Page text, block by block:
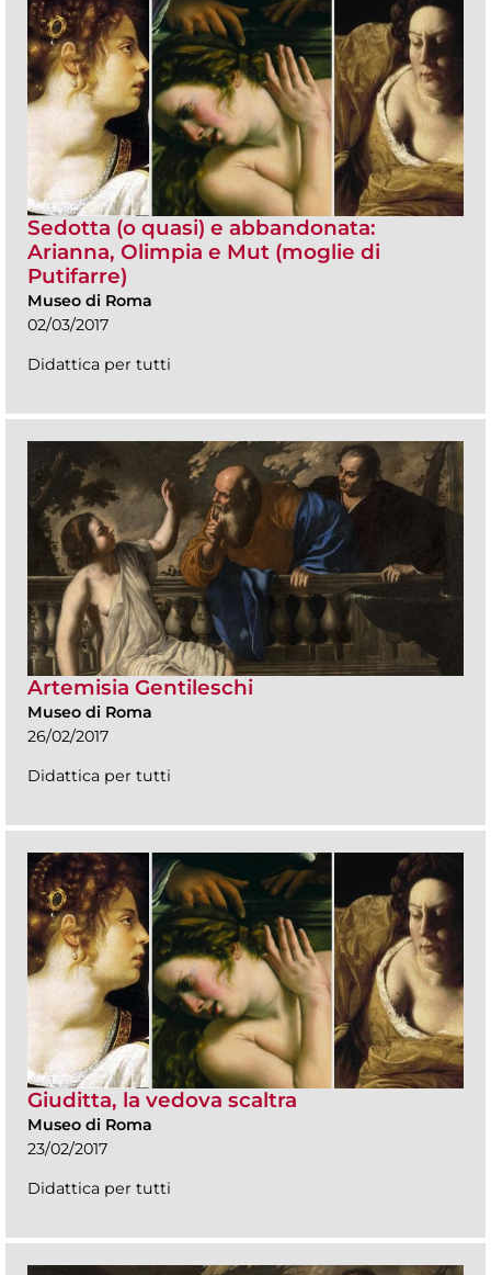
Sedotta (o quasi) e abbandonata:
Arianna, Olimpia e Mut (moglie di
Putifarre)
Museo di Roma
02/03/2017
Didattica per tutti
Artemisia Gentileschi
Museo di Roma
26/02/2017
Didattica per tutti
Giuditta, la vedova scaltra
Museo di Roma
23/02/2017
Didattica per tutti